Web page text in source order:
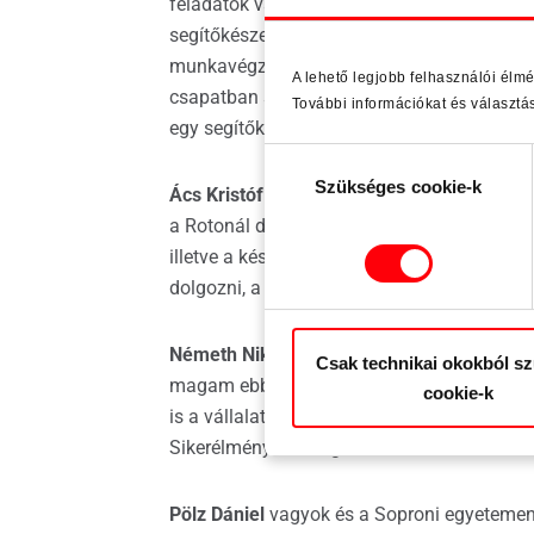
A lehető legjobb felhasználói
További információkat és
kiválasztása
Szükséges cookie-k
Csak technikai okokból
cookie-k
segítőkészek. Bármilyen kérdéssel
munkavégzést. A csapat rendkívül
csapatban szeretne dolgozni, ahol valódi
egy segítőkész csapatban dolgozni.
Ács Kristóf vagyok, 25 éves soproni
a Rotonál dolgozni konstrukciós
illetve a későbbiekben
dolgozni, a kollégák kedvesek,
Németh Nikolett Máriavagyok (volt
magam ebben a csapatközösségben.
is a vállalatnál töltöttem a HR-en.
Sikerélményként fogom fel ezeket a
Pölz Dániel vagyok és a Soproni